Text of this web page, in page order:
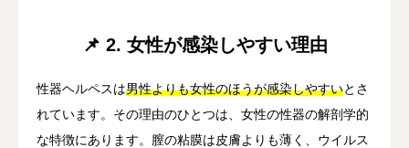
📌 2. 女性が感染しやすい理由
性器ヘルペスは男性よりも女性のほうが感染しやすいとさ
れています。その理由のひとつは、女性の性器の解剖学的
な特徴にあります。膣の粘膜は皮膚よりも薄く、ウイルス